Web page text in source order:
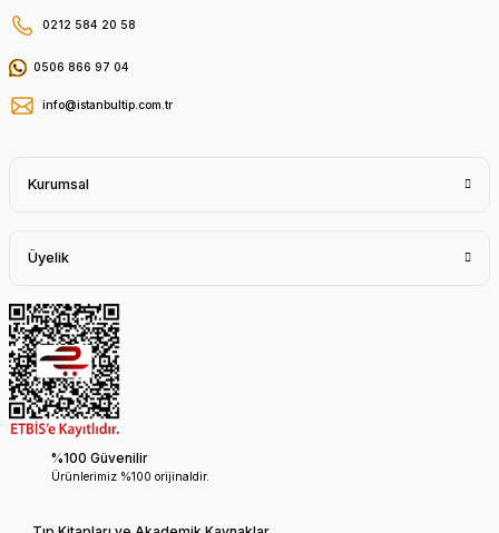
0212 584 20 58
0506 866 97 04
info@istanbultip.com.tr
Kurumsal
Üyelik
%100 Güvenilir
Ürünlerimiz %100 orijinaldir.